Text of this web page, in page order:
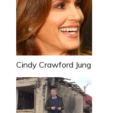
Cindy Crawford Jung